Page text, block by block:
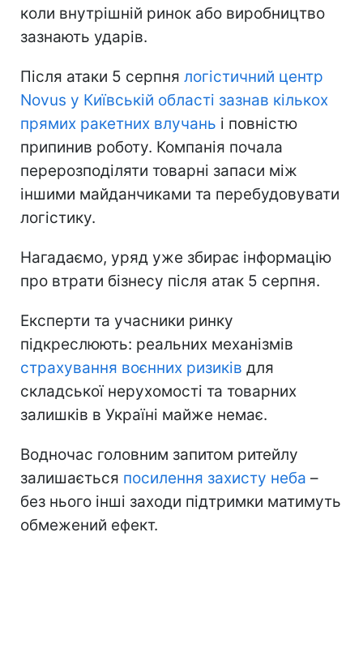
коли внутрішній ринок або виробництво
зазнають ударів.
Після атаки 5 серпня логістичний центр
Novus у Київській області зазнав кількох
прямих ракетних влучань і повністю
припинив роботу. Компанія почала
перерозподіляти товарні запаси між
іншими майданчиками та перебудовувати
логістику.
Нагадаємо, уряд уже збирає інформацію
про втрати бізнесу після атак 5 серпня.
Експерти та учасники ринку
підкреслюють: реальних механізмів
страхування воєнних ризиків для
складської нерухомості та товарних
залишків в Україні майже немає.
Водночас головним запитом ритейлу
залишається посилення захисту неба –
без нього інші заходи підтримки матимуть
обмежений ефект.